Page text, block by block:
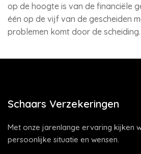
op de hoogte is van de financiële
één op de vijf van de gescheiden
problemen komt door de scheiding.
Schaars Verzekeringen
Met onze jarenlange ervaring kijken
persoonlijke situatie en wensen.